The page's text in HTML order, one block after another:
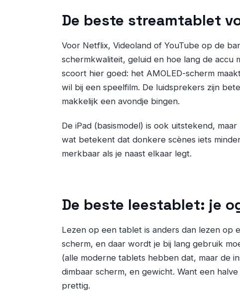
De beste streamtablet
Voor Netflix, Videoland of YouTube op de
schermkwaliteit, geluid en hoe lang de accu
scoort hier goed: het AMOLED-scherm
wil bij een speelfilm. De luidsprekers zijn
makkelijk een avondje bingen.
De iPad (basismodel) is ook uitstekend,
wat betekent dat donkere scènes iets
merkbaar als je naast elkaar legt.
De beste leestablet: je
Lezen op een tablet is anders dan lezen op
scherm, en daar wordt je bij lang gebruik
(alle moderne tablets hebben dat, maar de
dimbaar scherm, en gewicht. Want een
prettig.